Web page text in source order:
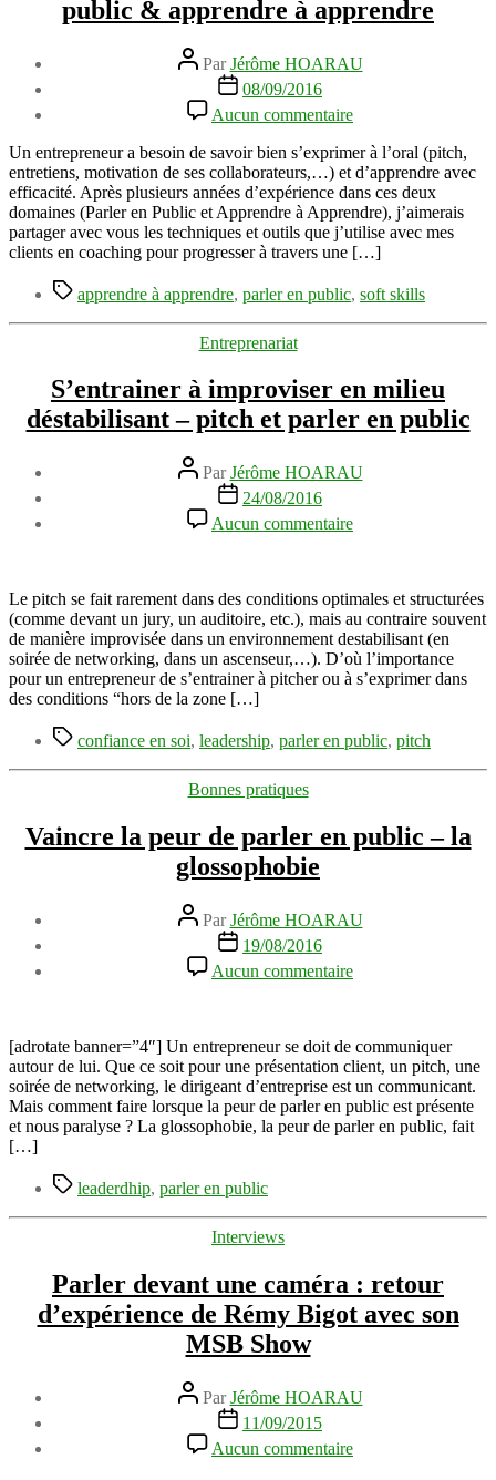
public & apprendre à apprendre
Auteur
de
l’article
ParJérôme HOARAU
Date
l’article
08/09/2016
Aucun commentaire
[Webconférence]
Prise
de
parole
en
public
&
apprendre
Un entrepreneur a besoin de savoir bien s’exprimer à l’oral (pitch,
entretiens, motivation de ses collaborateurs,…) et d’apprendre avec
efficacité. Après plusieurs années d’expérience dans ces deux
domaines (Parler en Public et Apprendre à Apprendre), j’aimerais
partager avec vous les techniques et outils que j’utilise avec mes
clients en coaching pour progresser à travers une […]
Étiquettes
apprendre à apprendre, parler en public, soft skills
Catégories
Entreprenariat
S’entrainer à improviser en milieu
déstabilisant – pitch et parler en public
Auteur
de
l’article
ParJérôme HOARAU
Date
l’article
24/08/2016
Aucun commentaire
S’entrainer
en
milieu
déstabilisant
–
pitch
en
Le pitch se fait rarement dans des conditions optimales et structurées
(comme devant un jury, un auditoire, etc.), mais au contraire souvent
de manière improvisée dans un environnement destabilisant (en
soirée de networking, dans un ascenseur,…). D’où l’importance
pour un entrepreneur de s’entrainer à pitcher ou à s’exprimer dans
des conditions “hors de la zone […]
Étiquettes
confiance en soi, leadership, parler en public, pitch
Catégories
Bonnes pratiques
Vaincre la peur de parler en public – la
glossophobie
Auteur
de
l’article
ParJérôme HOARAU
Date
l’article
19/08/2016
Aucun commentaire
Vaincre
de
parler
en
public
–
[adrotate banner=”4″] Un entrepreneur se doit de communiquer
autour de lui. Que ce soit pour une présentation client, un pitch, une
soirée de networking, le dirigeant d’entreprise est un communicant.
Mais comment faire lorsque la peur de parler en public est présente
et nous paralyse ? La glossophobie, la peur de parler en public, fait
[…]
Étiquettes
leaderdhip, parler en public
Catégories
Interviews
Parler devant une caméra : retour
d’expérience de Rémy Bigot avec son
MSB Show
Auteur
de
l’article
ParJérôme HOARAU
Date
l’article
11/09/2015
Aucun commentaire
Parler